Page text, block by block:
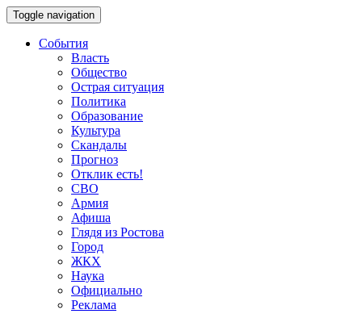
Toggle navigation
События
Власть
Общество
Острая ситуация
Политика
Образование
Культура
Скандалы
Прогноз
Отклик есть!
СВО
Армия
Афиша
Глядя из Ростова
Город
ЖКХ
Наука
Официально
Реклама